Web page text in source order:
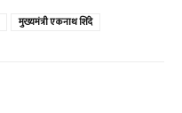
मुख्यमंत्री एकनाथ शिंदे